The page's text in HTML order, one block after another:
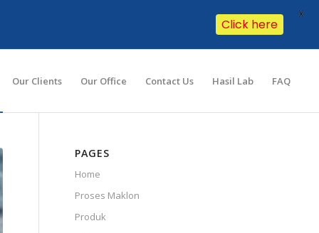
Our Clients Our Office Contact Us Hasil Lab FAQ
PAGES
Home
Proses Maklon
Produk
Click here
X